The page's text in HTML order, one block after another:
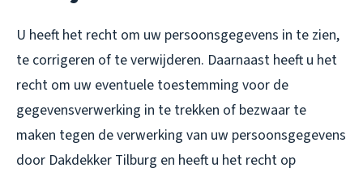
U heeft het recht om uw persoonsgegevens in te zien,
te corrigeren of te verwijderen. Daarnaast heeft u het
recht om uw eventuele toestemming voor de
gegevensverwerking in te trekken of bezwaar te
maken tegen de verwerking van uw persoonsgegevens
door Dakdekker Tilburg en heeft u het recht op